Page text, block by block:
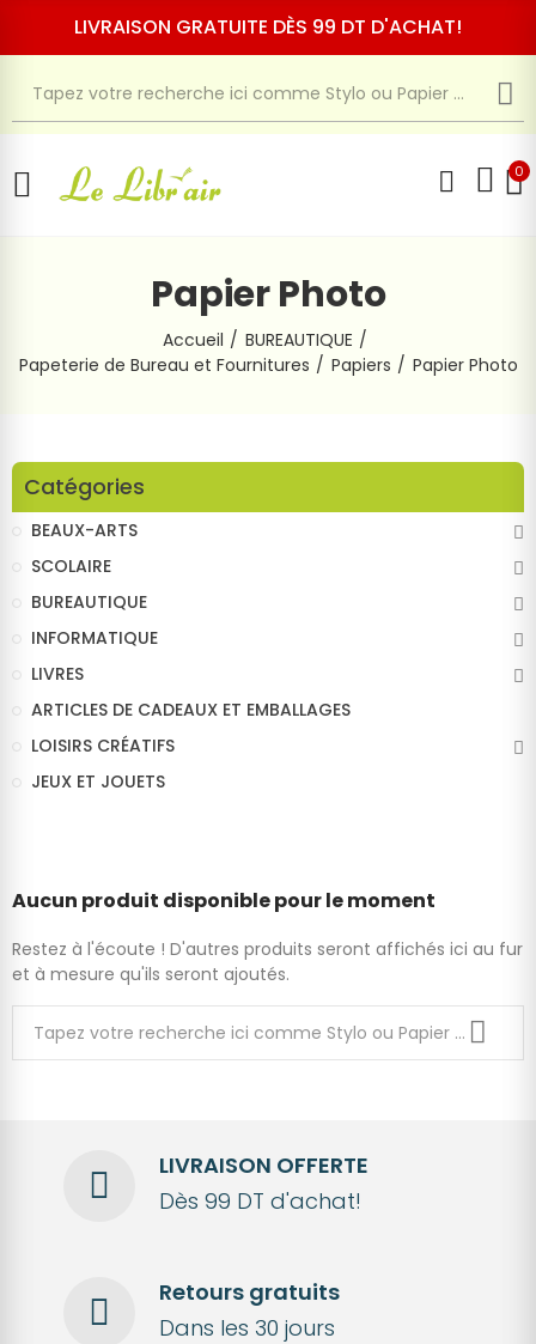
LIVRAISON GRATUITE DÈS 99 DT D'ACHAT!
0
Papier Photo
Accueil
BUREAUTIQUE
Papeterie de Bureau et Fournitures
Papiers Papier Photo
Aucun produit disponible pour le moment
Restez à l'écoute ! D'autres produits seront affichés ici au fur
et à mesure qu'ils seront ajoutés.
Catégories
BEAUX-ARTS
SCOLAIRE
BUREAUTIQUE
INFORMATIQUE
LIVRES
ARTICLES DE CADEAUX ET EMBALLAGES
LOISIRS CRÉATIFS
JEUX ET JOUETS
LIVRAISON OFFERTE
Dès 99 DT d'achat!
Retours gratuits
Dans les 30 jours